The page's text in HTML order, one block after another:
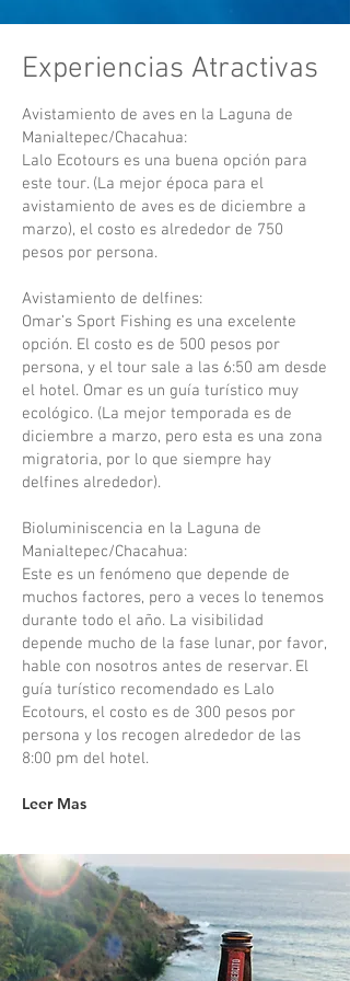
Experiencias Atractivas
Avistamiento de aves en la Laguna de
Manialtepec/Chacahua:
Lalo Ecotours es una buena opción para
este tour. (La mejor época para el
avistamiento de aves es de diciembre a
marzo), el costo es alrededor de 750
pesos por persona.
Avistamiento de delfines:
Omar’s Sport Fishing es una excelente
opción. El costo es de 500 pesos por
persona, y el tour sale a las 6:50 am desde
el hotel. Omar es un guía turístico muy
ecológico. (La mejor temporada es de
diciembre a marzo, pero esta es una zona
migratoria, por lo que siempre hay
delfines alrededor).
Bioluminiscencia en la Laguna de
Manialtepec/Chacahua:
Este es un fenómeno que depende de
muchos factores, pero a veces lo tenemos
durante todo el año. La visibilidad
depende mucho de la fase lunar, por favor,
hable con nosotros antes de reservar. El
guía turístico recomendado es Lalo
Ecotours, el costo es de 300 pesos por
persona y los recogen alrededor de las
8:00 pm del hotel.
Leer Mas